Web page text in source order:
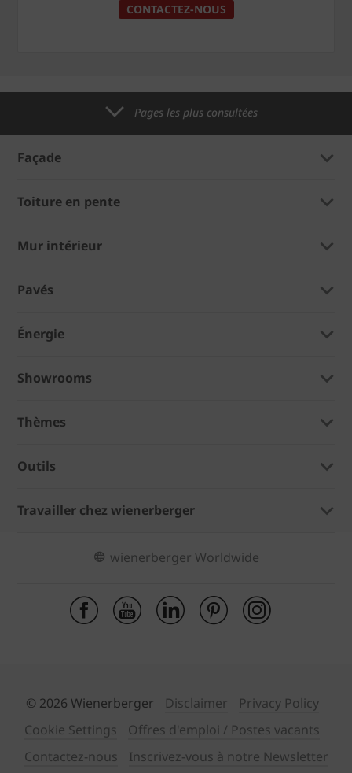
CONTACTEZ-NOUS
Pages les plus consultées
Façade
Toiture en pente
Mur intérieur
Pavés
Énergie
Showrooms
Thèmes
Outils
Travailler chez wienerberger
wienerberger Worldwide
© 2026 Wienerberger Disclaimer
Privacy Policy
Cookie Settings
Offres d'emploi / Postes vacants
Contactez-nous
Inscrivez-vous à notre Newsletter